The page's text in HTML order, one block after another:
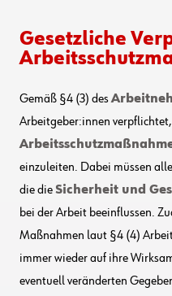
Gesetzliche
Gemäß §4 (3) des
Arbeitgeber:innen
einzuleiten. Dabei müssen
die dieSicherheit und
bei der Arbeit beeinflussen.
Maßnahmen laut §4 (4)
immer wieder auf ihre
eventuell veränderten